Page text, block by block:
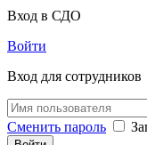
Вход в СДО
Войти
Вход для сотрудников
Сменить пароль